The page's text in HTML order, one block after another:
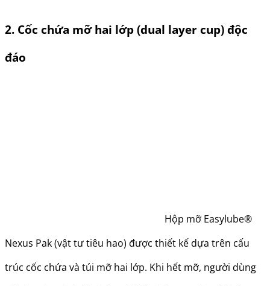
2. Cốc chứa mỡ hai lớp (dual layer cup) độc
đáo
Hộp mỡ Easylube®
Nexus Pak (vật tư tiêu hao) được thiết kế dựa trên cấu
trúc cốc chứa và túi mỡ hai lớp. Khi hết mỡ, người dùng